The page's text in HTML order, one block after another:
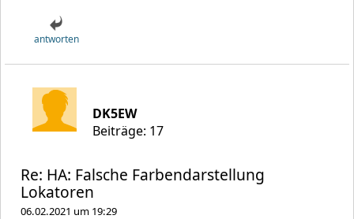
antworten
DK5EW
Beiträge: 17
Re: HA: Falsche Farbendarstellung
Lokatoren
06.02.2021 um 19:29